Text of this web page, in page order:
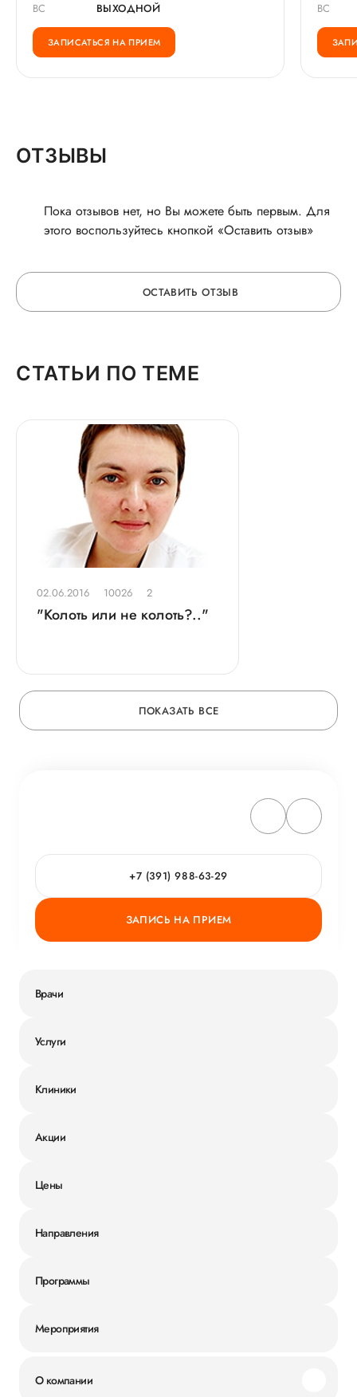
ВС
ВЫХОДНОЙ
ЗАПИСАТЬСЯ НА ПРИЕМ
ВС
ОТЗЫВЫ
Пока отзывов нет, но Вы можете быть первым. Для
этого воспользуйтесь кнопкой «Оставить отзыв»
ОСТАВИТЬ ОТЗЫВ
ГОРЯЧАЯ ЛИНИЯ КАЧЕСТВА
СТАТЬИ ПО ТЕМЕ
02.06.2016 10026 2
"Колоть или не колоть?.."
ПОКАЗАТЬ ВСЕ
+7 (391) 988-63-29
ЗАПИСЬ НА ПРИЕМ
Врачи
Услуги
Клиники
Акции
Цены
Направления
Программы
Мероприятия
О компании